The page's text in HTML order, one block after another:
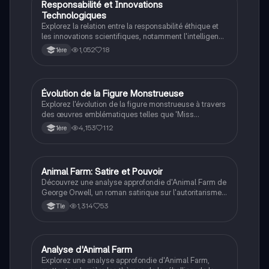
Anglais
Responsabilité et Innovations
Technologiques
Explorez la relation entre la responsabilité éthique et
les innovations scientifiques, notamment l'intelligence
artificielle. Ce résumé aborde des concepts clés tels
que la philosophie de la technologie, l'éthique de la
1ère 1,052 18
LLCE Ang
Évolution de la Figure Monstrueuse
Explorez l'évolution de la figure monstrueuse à travers
des œuvres emblématiques telles que 'Miss
Peregrine's Home for Peculiar Children', 'Coraline', et
'The Call of Cthulhu'. Cette présentation examine
littérature et en études culturelles.
1ère 4,153 112
Anglais
Animal Farm: Satire et Pouvoir
Découvrez une analyse approfondie d'Animal Farm de
George Orwell, un roman satirique sur l'autoritarisme
et le totalitarisme. Ce résumé explore les personnages
clés comme Napoleon et Snowball, ainsi que les
Tle 1,314 53
LLCE Ang
Analyse d'Animal Farm
Explorez une analyse approfondie d'Animal Farm,